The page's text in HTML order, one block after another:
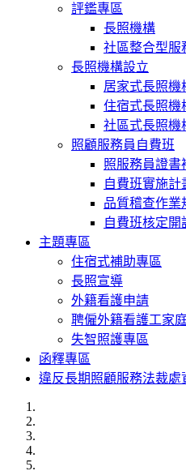
評鑑專區
長照機構
社區整合型服
長照機構設立
居家式長照機
住宿式長照機
社區式長照機
照顧服務員自費班
照服務員證書
自費班實施計
品質稽查作業
自費班核定開
主題專區
住宿式補助專區
長照宣導
外籍看護申請
聘僱外籍看護工家
失智照護專區
函釋專區
違反長期照顧服務法裁處